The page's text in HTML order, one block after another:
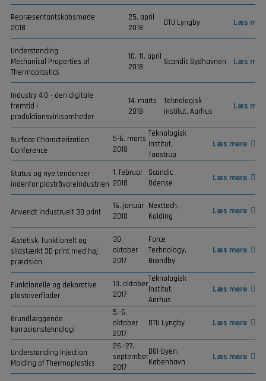
Repræsentantskabsmøde
2018
25. april
2018
DTU Lyngby Læs
Understanding
Mechanical Properties of
Thermoplastics
10.-11. april
2018
Scandic Sydhavnen Læs
Industry 4.0 – den digitale
fremtid i
produktionsvirksomheder
14. marts
2018
Teknologisk
institut, Aarhus
Læs
Surface Characterization
Conference
5-6. marts
2018
Teknologisk
Institut,
Taastrup
Læs mere
Status og nye tendenser
indenfor plastråvareindustrien
1. februar
2018
Scandic
Odense
Læs mere
Anvendt industruelt 3D print
16. januar
2018
Nexttech,
Kolding
Læs mere
Æstetisk, funktionelt og
slidstærkt 3D print med høj
præcision
30.
oktober
2017
Force
Technology,
Brøndby
Læs mere
Funktionelle og dekorative
plastoverflader
10. oktober
2017
Teknologisk
Institut,
Aarhus
Læs mere
Grundlæggende
korrosionsteknologi
5.-6.
oktober
2017
DTU Lyngby Læs mere
Understanding Injection
Molding of Thermoplastics
26.-27.
september
2017
DGI-byen,
København
Læs mere